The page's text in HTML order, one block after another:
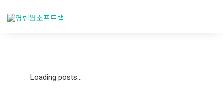
Loading posts...